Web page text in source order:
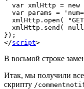
var xmlHttp = new
var params =
xmlHttp.open(
xmlHttp.send( null
</script>
В восьмой строке
Итак, мы получили
скрипту /